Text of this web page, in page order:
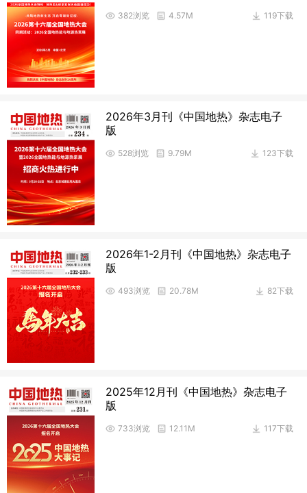
119下载
382浏览 4.57M
2026年3月刊《中国地热》杂志电子
版
123下载
528浏览 9.79M
2026年1-2月刊《中国地热》杂志电子
版
82下载
493浏览 20.78M
2025年12月刊《中国地热》杂志电子
版
117下载
733浏览 12.11M